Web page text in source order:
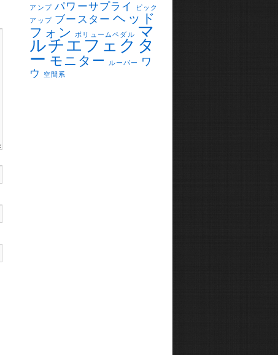
アンプ パワーサプライ
ピック
アップ ブースター ヘッド
フォン
ボリュームペダル マ
ルチエフェクタ
ー モニター ルーパー
ワ
ウ
空間系